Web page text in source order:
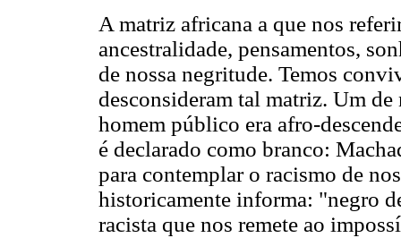
A matriz africana a que nos
ancestralidade, pensamentos,
de nossa negritude. Temos
desconsideram tal matriz. Um
homem público era afro-
é declarado como branco:
para contemplar o racismo de
historicamente informa: "negro
racista que nos remete ao